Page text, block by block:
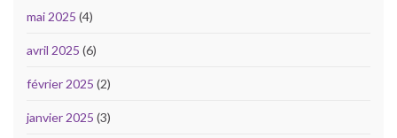
mai 2025 (4)
avril 2025 (6)
février 2025 (2)
janvier 2025 (3)